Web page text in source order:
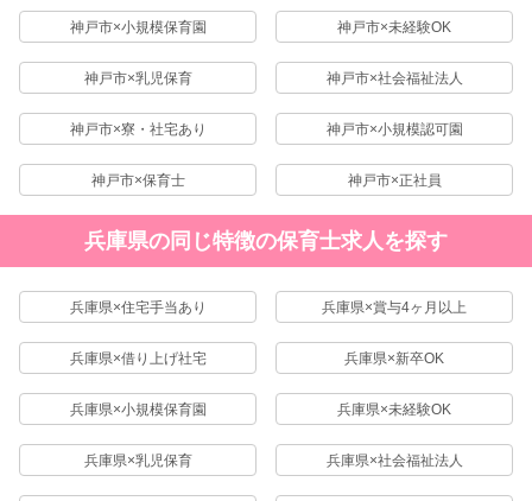
神戸市×小規模保育園 神戸市×未経験OK
神戸市×乳児保育 神戸市×社会福祉法人
神戸市×寮・社宅あり 神戸市×小規模認可園
神戸市×保育士 神戸市×正社員
兵庫県の同じ特徴の保育士求人を探す
兵庫県×住宅手当あり 兵庫県×賞与4ヶ月以上
兵庫県×借り上げ社宅 兵庫県×新卒OK
兵庫県×小規模保育園 兵庫県×未経験OK
兵庫県×乳児保育 兵庫県×社会福祉法人